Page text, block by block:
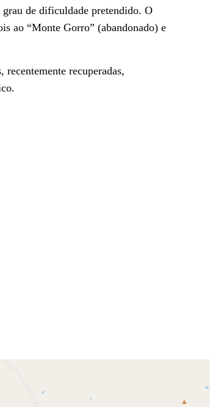
de dificuldade pretendido. O
ao “Monte Gorro” (abandonado) e
recuperadas,